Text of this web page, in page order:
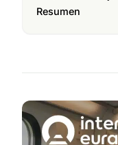
Resumen